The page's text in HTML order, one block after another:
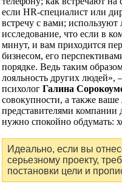
если HR-специалист или
встречу с вами;
исследование, что если в
минут, и вам приходится
бизнесом, его
порядке. Ведь таким
лояльность других людей»,
психолог Галина
совокупности, а также
представителями компании
нужно спокойно обдумать:
Идеально, если вы
серьезному проекту,
постановки цели и